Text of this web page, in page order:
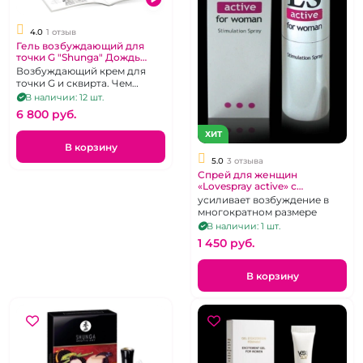
4.0 1 отзыв
Гель возбуждающий для
точки G "Shunga" Дождь
любви
Возбуждающий крем для
точки G и сквирта. Чем
больше пользоваться — тем
сильнее эффект!
В наличии: 12 шт.
6 800 pуб.
В корзину
ХИТ
5.0 3 отзыва
Спрей для женщин
«Lovespray active» с
возбуждающим эффектом
усиливает возбуждение в
многократном размере
В наличии: 1 шт.
1 450 pуб.
В корзину